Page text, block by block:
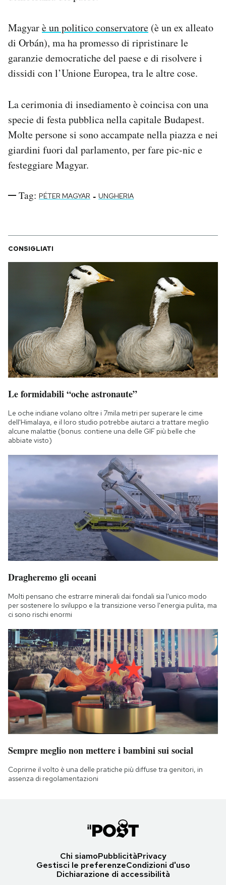
Esci
Magyarè un politico conservatore (è un ex alleato
di Orbán), ma ha promesso di ripristinare le
garanzie democratiche del paese e di risolvere i
dissidi con l’Unione Europea, tra le altre cose.
La cerimonia di insediamento è coincisa con una
specie di festa pubblica nella capitale Budapest.
Molte persone si sono accampate nella piazza e nei
giardini fuori dal parlamento, per fare pic-nic e
festeggiare Magyar.
Tag: PÉTER MAGYAR - UNGHERIA
CONSIGLIATI
Le formidabili “oche astronaute”
Le oche indiane volano oltre i 7mila metri per superare le cime
dell'Himalaya, e il loro studio potrebbe aiutarci a trattare meglio
alcune malattie (bonus: contiene una delle GIF più belle che
abbiate visto)
Dragheremo gli oceani
Molti pensano che estrarre minerali dai fondali sia l'unico modo
per sostenere lo sviluppo e la transizione verso l'energia pulita, ma
ci sono rischi enormi
Sempre meglio non mettere i bambini sui social
Coprirne il volto è una delle pratiche più diffuse tra genitori, in
assenza di regolamentazioni
Chi siamoPubblicitàPrivacy
Gestisci le preferenzeCondizioni d'uso
Dichiarazione di accessibilità